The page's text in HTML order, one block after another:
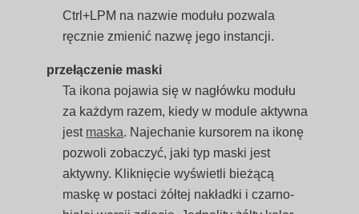
Ctrl+LPM na nazwie modułu pozwala
ręcznie zmienić nazwę jego instancji.
przełączenie maski
Ta ikona pojawia się w nagłówku modułu
za każdym razem, kiedy w module aktywna
jest maska. Najechanie kursorem na ikonę
pozwoli zobaczyć, jaki typ maski jest
aktywny. Kliknięcie wyświetli bieżącą
maskę w postaci żółtej nakładki i czarno-